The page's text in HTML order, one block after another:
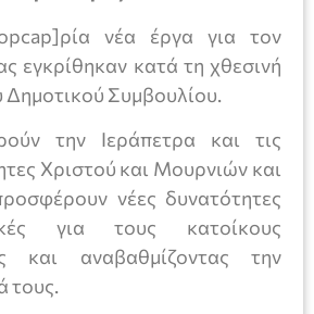
νέα έργα για τον
εγκρίθηκαν κατά τη χθεσινή
Δημοτικού Συμβουλίου.
την Ιεράπετρα και τις
Χριστού και Μουρνιών και
νέες δυνατότητες
για τους κατοίκους
και αναβαθμίζοντας την
τους.